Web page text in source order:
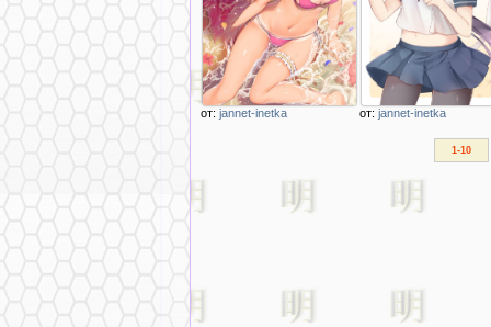
Sakura
Лентяйка
изображения
от: jannet-inetka
изображения
от: jannet-inetka
1-10